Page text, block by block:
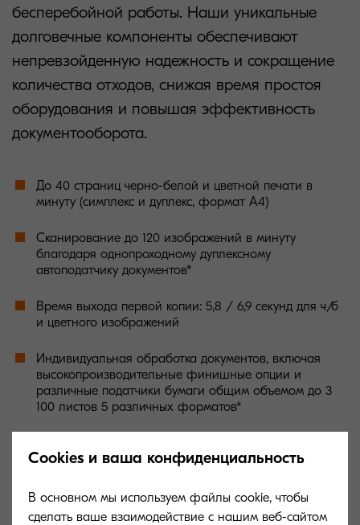
бесперебойной работы. Наши уникальные
долговечные компоненты обеспечивают
непревзойденную надежность и сокращение
количества отходов, снижая время простоя
оборудования и повышая эффективность
документооборота.
До 40 страниц черно-белой и цветной печати в
минуту (симплекс и дуплекс, формат А4)
Сканирование до 120 изображений в минуту
благодаря однопроходному дуплексному
автоподатчику документов*
Время выхода первой копии: 5,8 / 6,9 секунд для ч/б
и цветного изображений
Индивидуальная обработка документов, включая
высокопроизводительные финишные опции и
различные податчики бумаги общим объемом до 3
100 листов 5 различных форматов*
дюйм
Оперативная память на 2 Гб + жесткий диск на 320
Гб
Cookies и ваша конфиденциальность
В основном мы используем файлы cookie, чтобы
сделать ваше взаимодействие с нашим веб-сайтом